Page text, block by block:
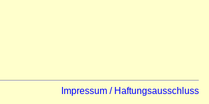
Impressum / Haftungsausschluss